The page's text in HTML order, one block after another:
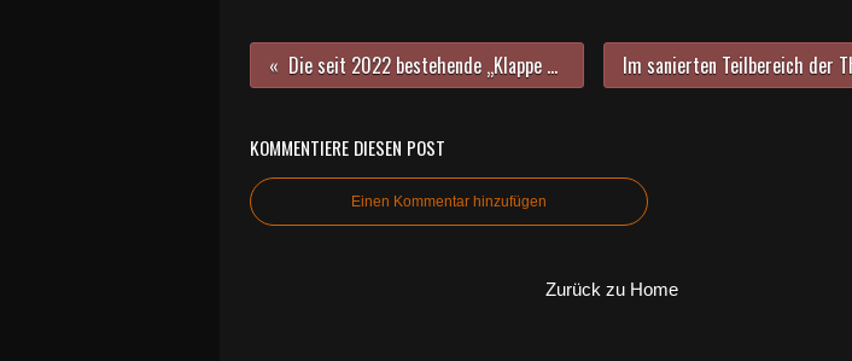
Die seit 2022 bestehende „Klappe auf!“-Projektgruppe des Gymnasiums Veitshöchheim erhält Auszeichnung beim Bundeswettbewerb „Demokratisch Handeln“
KOMMENTIERE DIESEN POST
Einen Kommentar hinzufügen
Zurück zu Home